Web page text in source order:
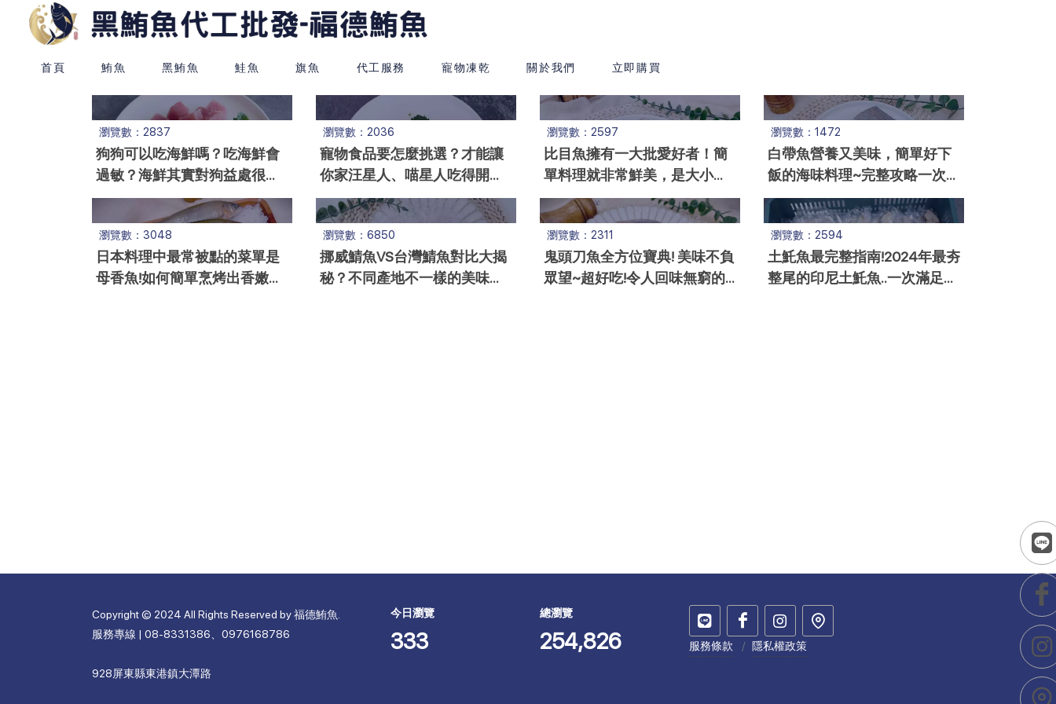
首頁 鮪魚 黑鮪魚 鮭魚 旗魚 代工服務 寵物凍乾 關於我們 立即購買
瀏覽數：2837
狗狗可以吃海鮮嗎？吃海鮮會
過敏？海鮮其實對狗益處很多
～傳統迷思的大破解！
瀏覽數：2036
寵物食品要怎麼挑選？才能讓
你家汪星人、喵星人吃得開心
又健康！
瀏覽數：2597
比目魚擁有一大批愛好者！簡
單料理就非常鮮美，是大小家
庭愛用食材~
瀏覽數：1472
白帶魚營養又美味，簡單好下
飯的海味料理~完整攻略一次看
完！
瀏覽數：3048
日本料理中最常被點的菜單是
母香魚!如何簡單烹烤出香嫩可
瀏覽數：6850
挪威鯖魚VS台灣鯖魚對比大揭
秘？不同產地不一樣的美味！
瀏覽數：2311
鬼頭刀魚全方位寶典! 美味不負
眾望~超好吃!令人回味無窮的
瀏覽數：2594
土魠魚最完整指南!2024年最夯
整尾的印尼土魠魚..一次滿足大
Copyright © 2024 All Rights Reserved by 福德鮪魚.
服務專線 | 08-8331386、0976168786
928屏東縣東港鎮大潭路
今日瀏覽
333
總瀏覽
254,826 服務條款 隱私權政策